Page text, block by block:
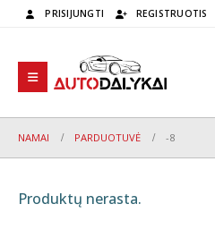
PRISIJUNGTI REGISTRUOTIS
NAMAI PARDUOTUVĖ -8
Produktų nerasta.